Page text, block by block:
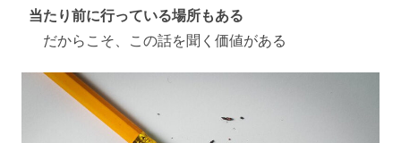
当たり前に行っている場所もある
だからこそ、この話を聞く価値がある